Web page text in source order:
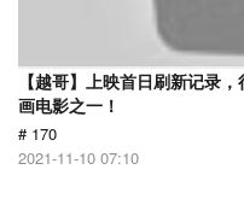
【越哥】上映首日刷新记录
画电影之一！
# 170
2021-11-10 07:10